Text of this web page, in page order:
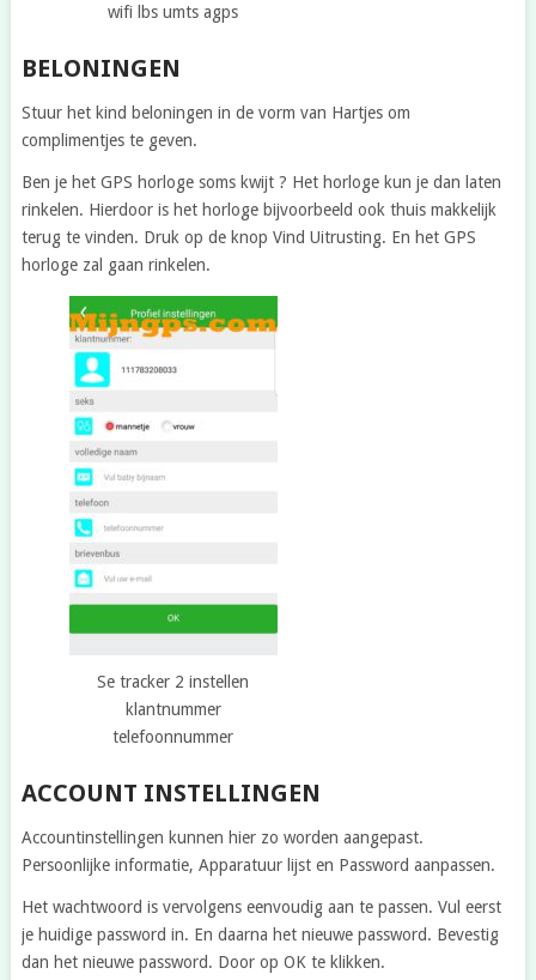
wifi lbs umts agps
BELONINGEN
Stuur het kind beloningen in de vorm van Hartjes om
complimentjes te geven.
Ben je het GPS horloge soms kwijt ? Het horloge kun je dan laten
rinkelen. Hierdoor is het horloge bijvoorbeeld ook thuis makkelijk
terug te vinden. Druk op de knop Vind Uitrusting. En het GPS
horloge zal gaan rinkelen.
Se tracker 2 instellen
klantnummer
telefoonnummer
ACCOUNT INSTELLINGEN
Accountinstellingen kunnen hier zo worden aangepast.
Persoonlijke informatie, Apparatuur lijst en Password aanpassen.
Het wachtwoord is vervolgens eenvoudig aan te passen. Vul eerst
je huidige password in. En daarna het nieuwe password. Bevestig
dan het nieuwe password. Door op OK te klikken.